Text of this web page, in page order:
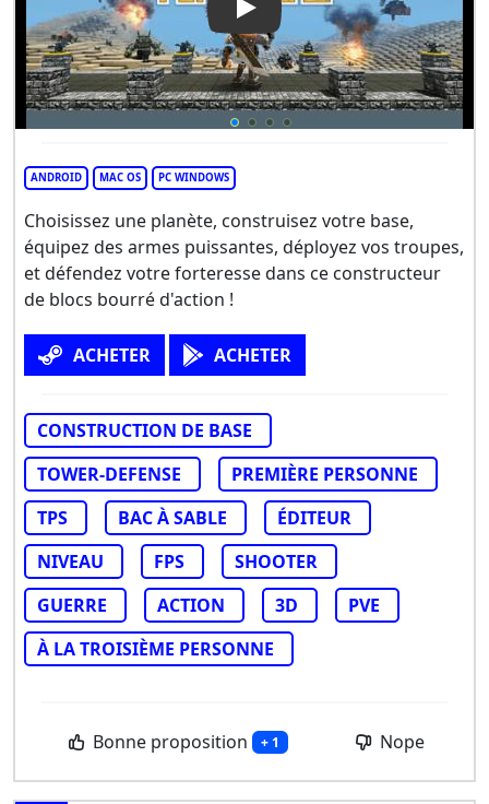
Play Video: Block Fortress 2
ANDROID MAC OS PC WINDOWS
Choisissez une planète, construisez votre base,
équipez des armes puissantes, déployez vos troupes,
et défendez votre forteresse dans ce constructeur
de blocs bourré d'action !
ACHETER ACHETER
CONSTRUCTION DE BASE
TOWER-DEFENSE
PREMIÈRE PERSONNE
TPS
BAC À SABLE
ÉDITEUR
NIVEAU
FPS
SHOOTER
GUERRE
ACTION 3D
PVE
À LA TROISIÈME PERSONNE
Bonne proposition + 1 Nope